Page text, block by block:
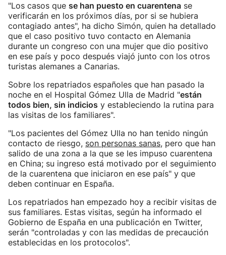
"Los casos que se han puesto en cuarentena se
verificarán en los próximos días, por si se hubiera
contagiado antes", ha dicho Simón, quien ha detallado
que el caso positivo tuvo contacto en Alemania
durante un congreso con una mujer que dio positivo
en ese país y poco después viajó junto con los otros
turistas alemanes a Canarias.
Sobre los repatriados españoles que han pasado la
noche en el Hospital Gómez Ulla de Madrid "están
todos bien, sin indicios y estableciendo la rutina para
las visitas de los familiares".
"Los pacientes del Gómez Ulla no han tenido ningún
contacto de riesgo, son personas sanas, pero que han
salido de una zona a la que se les impuso cuarentena
en China; su ingreso está motivado por el seguimiento
de la cuarentena que iniciaron en ese país" y que
deben continuar en España.
Los repatriados han empezado hoy a recibir visitas de
sus familiares. Estas visitas, según ha informado el
Gobierno de España en una publicación en Twitter,
serán "controladas y con las medidas de precaución
establecidas en los protocolos".